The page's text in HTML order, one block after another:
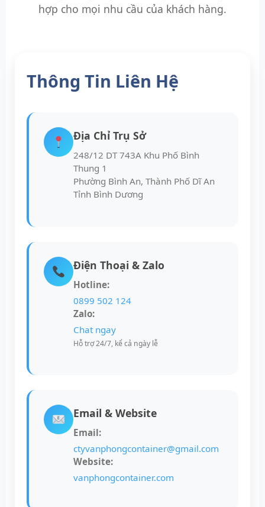
hợp cho mọi nhu cầu của khách hàng.
Thông Tin Liên Hệ
Địa Chỉ Trụ Sở
248/12 DT 743A Khu Phố Bình
Thung 1
Phường Bình An, Thành Phố Dĩ An
Tỉnh Bình Dương
Điện Thoại & Zalo
Hotline:
0899 502 124
Zalo:
Chat ngay
Hỗ trợ 24/7, kể cả ngày lễ
Email & Website
Email:
ctyvanphongcontainer@gmail.com
Website:
vanphongcontainer.com